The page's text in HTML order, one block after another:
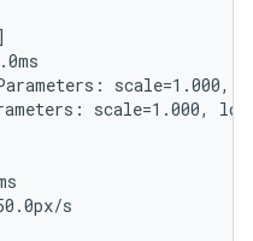
scale=1.000,
scale=1.000,
s